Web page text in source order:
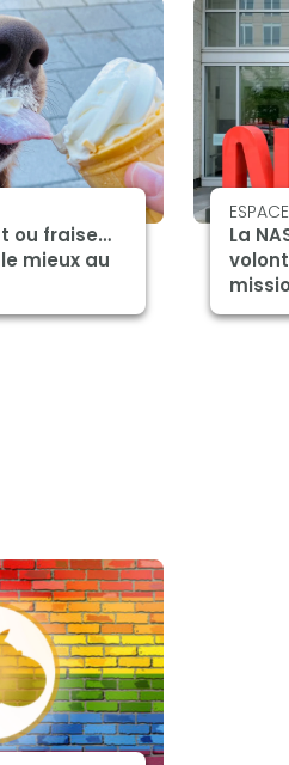
ou fraise…
mieux au
ESPACE
La